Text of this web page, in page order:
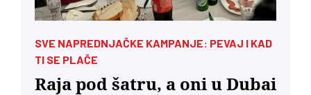
SVE NAPREDNJAČKE KAMPANJE: PEVAJ I KAD
TI SE PLAČE
Raja pod šatru, a oni u Dubai